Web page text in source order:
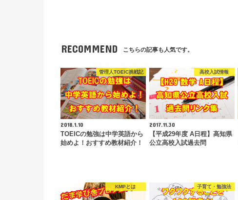
RECOMMEND こちらの記事も人気です。
管理人TOEIC挑戦記
2018.1.10
TOEICの勉強は中学英語から
始めよ！おすすめ教材紹介！
高校入試情報
2017.11.30
【平成29年度 A日程】高知県
公立高校入試過去問
KMPとは 子育て・勉強法